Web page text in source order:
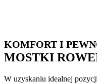
KOMFORT I
MOSTKI
W uzyskaniu idealnej